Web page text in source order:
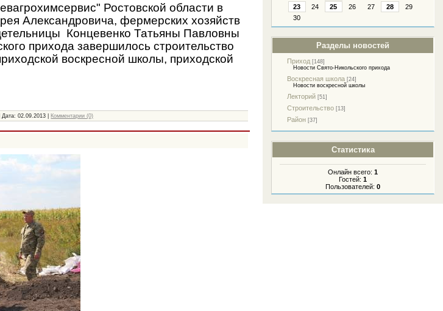
23
24 25 26 27 28
29
30
Разделы новостей
Приход [148]
Новости Свято-Никольского прихода
Воскресная школа [24]
Новости воскресной школы
Лекторий [51]
Строительство [13]
Район [37]
Статистика
Онлайн всего:1
Гостей:1
Пользователей:0
Ростовской области в
Александровича, фермерских хозяйств
Концевенко Татьяны Павловны
прихода завершилось строительство
воскресной школы, приходской
| Дата:02.09.2013 Комментарии (0)